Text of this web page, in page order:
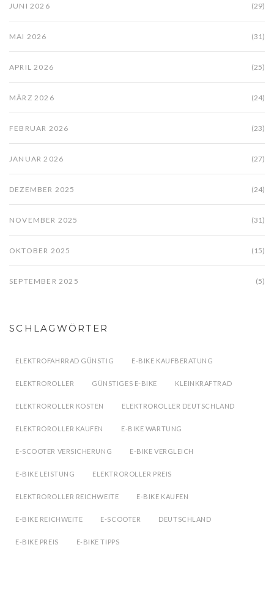
JUNI 2026 (29)
MAI 2026 (31)
APRIL 2026 (25)
MÄRZ 2026 (24)
FEBRUAR 2026 (23)
JANUAR 2026 (27)
DEZEMBER 2025 (24)
NOVEMBER 2025 (31)
OKTOBER 2025 (15)
SEPTEMBER 2025 (5)
SCHLAGWÖRTER
ELEKTROFAHRRAD GÜNSTIG E-BIKE KAUFBERATUNG
ELEKTROROLLER GÜNSTIGES E-BIKE KLEINKRAFTRAD
ELEKTROROLLER KOSTEN ELEKTROROLLER DEUTSCHLAND
ELEKTROROLLER KAUFEN E-BIKE WARTUNG
E-SCOOTER VERSICHERUNG E-BIKE VERGLEICH
E-BIKE LEISTUNG ELEKTROROLLER PREIS
ELEKTROROLLER REICHWEITE E-BIKE KAUFEN
E-BIKE REICHWEITE E-SCOOTER DEUTSCHLAND
E-BIKE PREIS E-BIKE TIPPS